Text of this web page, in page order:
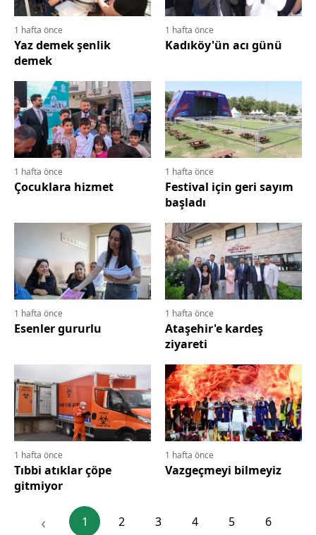
1 hafta önce
Yaz demek şenlik
demek
1 hafta önce
Kadıköy'ün acı günü
1 hafta önce
Çocuklara hizmet
1 hafta önce
Festival için geri sayım
başladı
1 hafta önce
Esenler gururlu
1 hafta önce
Ataşehir'e kardeş
ziyareti
1 hafta önce
Tıbbi atıklar çöpe
gitmiyor
1 hafta önce
Vazgeçmeyi bilmeyiz
‹ 1 2 3 4 5
6